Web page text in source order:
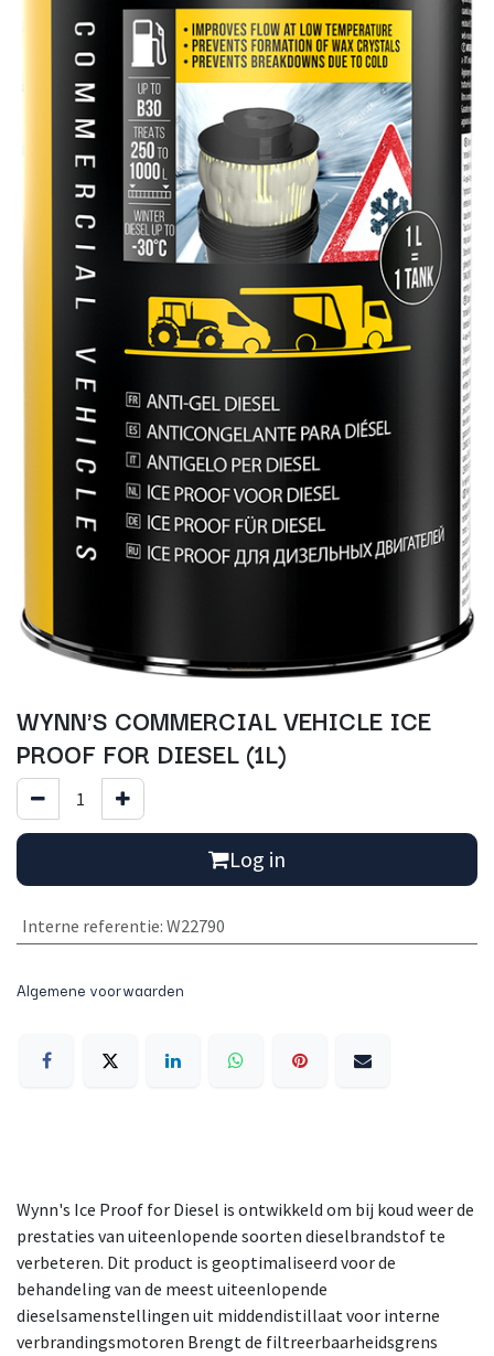
WYNN'S COMMERCIAL VEHICLE ICE
PROOF FOR DIESEL (1L)
Log in
Interne referentie: W22790
Algemene voorwaarden
Wynn's Ice Proof for Diesel is ontwikkeld om bij koud weer de
prestaties van uiteenlopende soorten dieselbrandstof te
verbeteren. Dit product is geoptimaliseerd voor de
behandeling van de meest uiteenlopende
dieselsamenstellingen uit middendistillaat voor interne
verbrandingsmotoren Brengt de filtreerbaarheidsgrens